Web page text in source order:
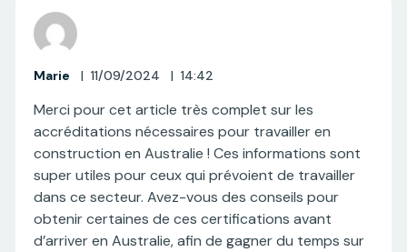
Marie | 11/09/2024 | 14:42
Merci pour cet article très complet sur les
accréditations nécessaires pour travailler en
construction en Australie ! Ces informations sont
super utiles pour ceux qui prévoient de travailler
dans ce secteur. Avez-vous des conseils pour
obtenir certaines de ces certifications avant
d’arriver en Australie, afin de gagner du temps sur